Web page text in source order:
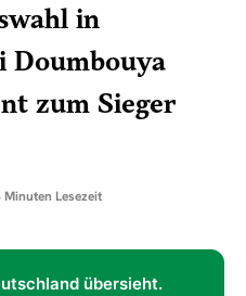
in
Doumbouya
zum Sieger
Minuten Lesezeit
übersieht.